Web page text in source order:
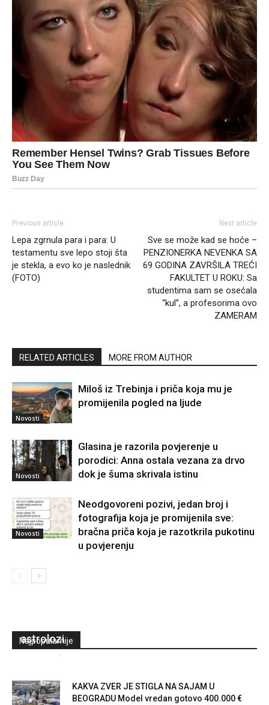
Previous article
Lepa zgrnula para i para: U
testamentu sve lepo stoji šta
je stekla, a evo ko je naslednik
(FOTO)
Next article
Sve se može kad se hoće –
PENZIONERKA NEVENKA SA
69 GODINA ZAVRŠILA TREĆI
FAKULTET U ROKU: Sa
studentima sam se osećala
“kul”, a profesorima ovo
ZAMERAM
RELATED ARTICLES MORE FROM AUTHOR
Novosti
Miloš iz Trebinja i priča koja mu je
promijenila pogled na ljude
Novosti
Glasina je razorila povjerenje u
porodici: Anna ostala vezana za drvo
dok je šuma skrivala istinu
Novosti
Neodgovoreni pozivi, jedan broj i
fotografija koja je promijenila sve:
bračna priča koja je razotkrila pukotinu
u povjerenju
Najpopularnije
astrolozi
-
KAKVA ZVER JE STIGLA NA SAJAM U
BEOGRADU Model vredan gotovo 400.000 €